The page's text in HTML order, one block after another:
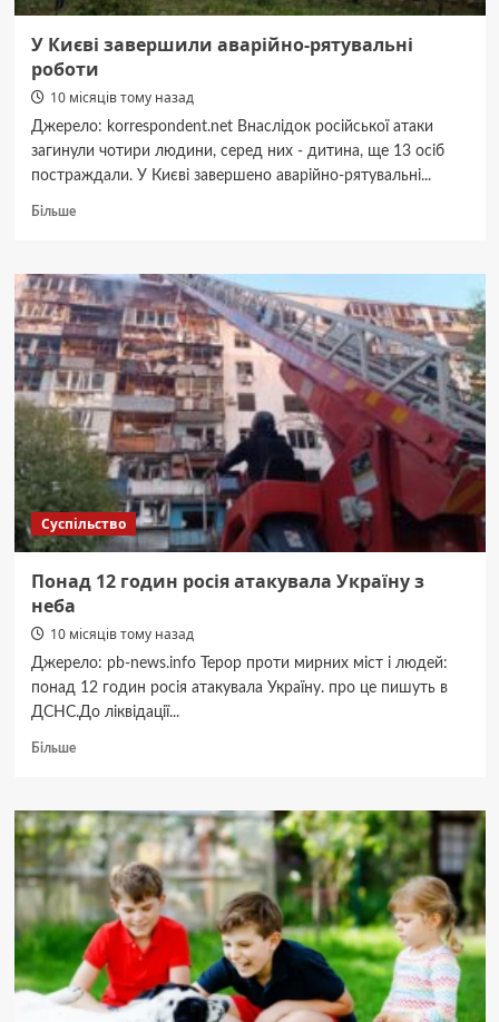
У Києві завершили аварійно-рятувальні
роботи
10 місяців тому назад
Джерело: korrespondent.net Внаслідок російської атаки
загинули чотири людини, серед них - дитина, ще 13 осіб
постраждали. У Києві завершено аварійно-рятувальні...
БільшеДокладніше
Києві
завершили
аварійно-
рятувальні
роботи
Суспільство
Понад 12 годин росія атакувала Україну з
неба
10 місяців тому назад
Джерело: pb-news.info Терор проти мирних міст і людей:
понад 12 годин росія атакувала Україну. про це пишуть в
ДСНС.До ліквідації...
БільшеДокладніше
12
годин
росія
атакувала
Україну
з
неба